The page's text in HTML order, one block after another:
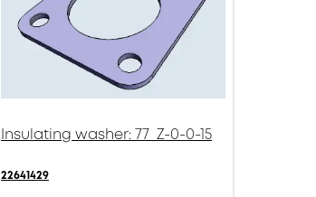
Insulating washer: 77_Z-0-0-15
22641429